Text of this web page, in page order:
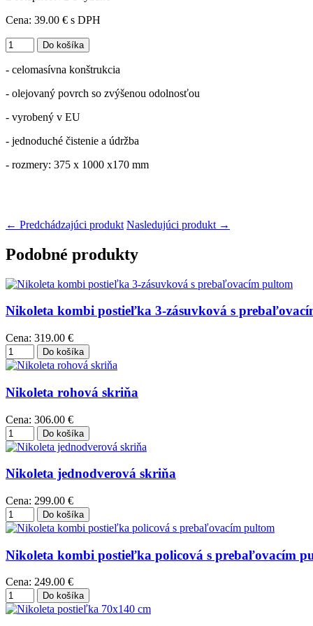
Cena: 39.00 € s DPH
- celomasívna konštrukcia
- olejovaný povrch so zvýšenou odolnosťou
- vyrobený v EU
- jednoduché čistenie a údržba
- rozmery: 375 x 1000 x170 mm
← Predchádzajúci produkt Nasledujúci produkt →
Podobné produkty
Nikoleta kombi postieľka 3-zásuvková s
Cena: 319.00 €
Nikoleta rohová skriňa
Cena: 306.00 €
Nikoleta jednodverová skriňa
Cena: 299.00 €
Nikoleta kombi postieľka policová s prebaľovacím
Cena: 249.00 €